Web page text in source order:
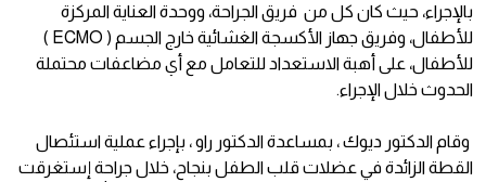
بالإجراء، حيث كان كل من فريق الجراحة، ووحدة العناية المركزة
للأطفال، وفريق جهاز الأكسجة الغشائية خارج الجسم ( ECMO )
للأطفال، على أهبة الاستعداد للتعامل مع أي مضاعفات محتملة
الحدوث خلال الإجراء.
وقام الدكتور ديوك ، بمساعدة الدكتور راو ، بإجراء عملية استئصال
القطة الزائدة في عضلات قلب الطفل بنجاح، خلال جراحة إستغرقت